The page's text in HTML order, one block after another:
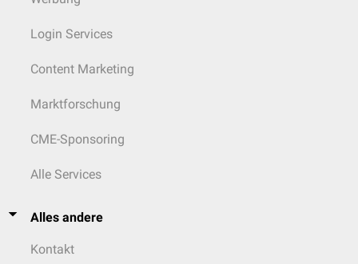
Login Services
Content Marketing
Marktforschung
CME-Sponsoring
Alle Services
Alles andere
Kontakt